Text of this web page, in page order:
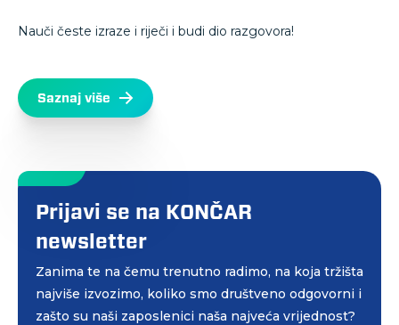
Nauči česte izraze i riječi i budi dio razgovora!
Saznaj više
Prijavi se na KONČAR
newsletter
Zanima te na čemu trenutno radimo, na koja tržišta
najviše izvozimo, koliko smo društveno odgovorni i
zašto su naši zaposlenici naša najveća vrijednost?